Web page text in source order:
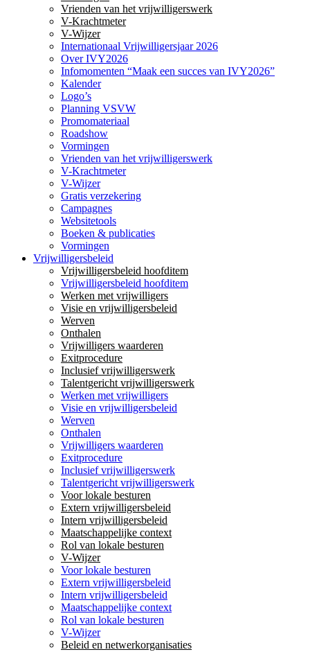
Vrienden van het vrijwilligerswerk
V-Krachtmeter
V-Wijzer
Internationaal Vrijwilligersjaar 2026
Over IVY2026
Infomomenten “Maak een succes van IVY2026”
Kalender
Logo’s
Planning VSVW
Promomateriaal
Roadshow
Vormingen
Vrienden van het vrijwilligerswerk
V-Krachtmeter
V-Wijzer
Gratis verzekering
Campagnes
Websitetools
Boeken & publicaties
Vormingen
Vrijwilligersbeleid
Vrijwilligersbeleid hoofditem
Vrijwilligersbeleid hoofditem
Werken met vrijwilligers
Visie en vrijwilligersbeleid
Werven
Onthalen
Vrijwilligers waarderen
Exitprocedure
Inclusief vrijwilligerswerk
Talentgericht vrijwilligerswerk
Werken met vrijwilligers
Visie en vrijwilligersbeleid
Werven
Onthalen
Vrijwilligers waarderen
Exitprocedure
Inclusief vrijwilligerswerk
Talentgericht vrijwilligerswerk
Voor lokale besturen
Extern vrijwilligersbeleid
Intern vrijwilligersbeleid
Maatschappelijke context
Rol van lokale besturen
V-Wijzer
Voor lokale besturen
Extern vrijwilligersbeleid
Intern vrijwilligersbeleid
Maatschappelijke context
Rol van lokale besturen
V-Wijzer
Beleid en netwerkorganisaties